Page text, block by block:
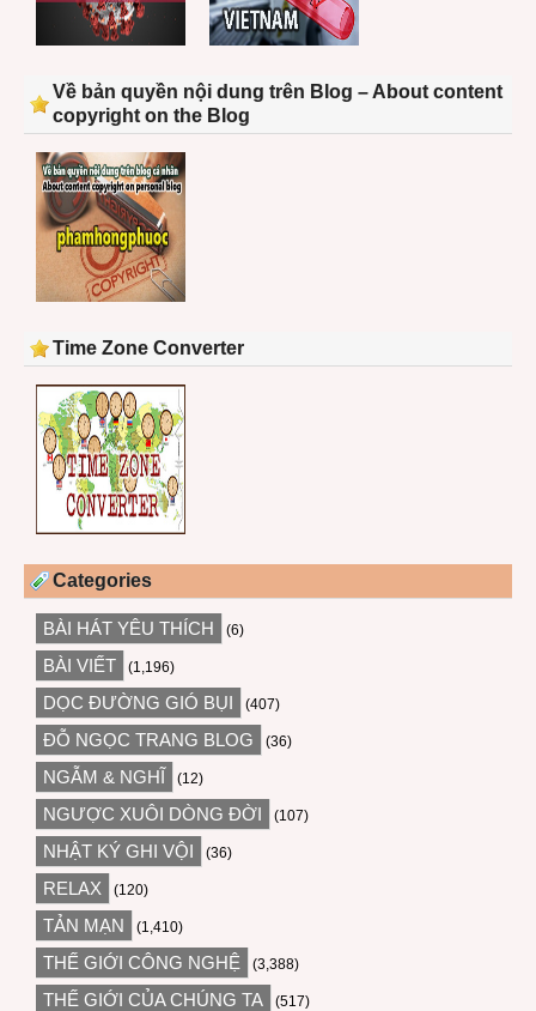
Về bản quyền nội dung trên Blog – About content
copyright on the Blog
Time Zone Converter
Categories
BÀI HÁT YÊU THÍCH (6)
BÀI VIẾT (1,196)
DỌC ĐƯỜNG GIÓ BỤI (407)
ĐỖ NGỌC TRANG BLOG (36)
NGẪM & NGHĨ (12)
NGƯỢC XUÔI DÒNG ĐỜI (107)
NHẬT KÝ GHI VỘI (36)
RELAX (120)
TẢN MẠN (1,410)
THẾ GIỚI CÔNG NGHỆ (3,388)
THẾ GIỚI CỦA CHÚNG TA (517)